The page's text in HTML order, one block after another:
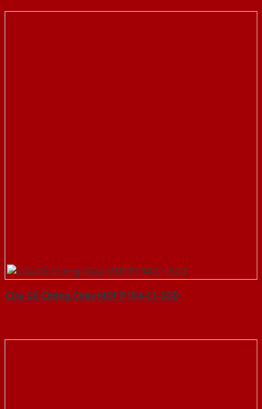
Cửa Gỗ Chống Cháy MDF P1R4-C1-SGD